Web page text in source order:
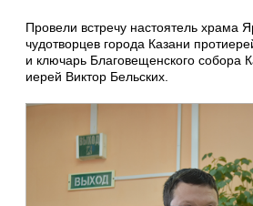
Провели встречу настоятель храма
чудотворцев города Казани
и ключарь Благовещенского собора
иерей Виктор Бельских.